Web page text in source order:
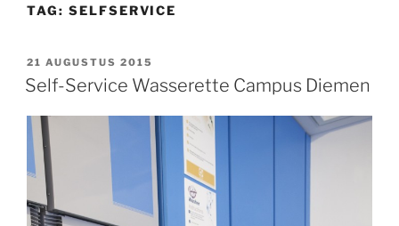
TAG: SELFSERVICE
GEPLAATST
OP
21 AUGUSTUS 2015
Self-Service Wasserette Campus Diemen